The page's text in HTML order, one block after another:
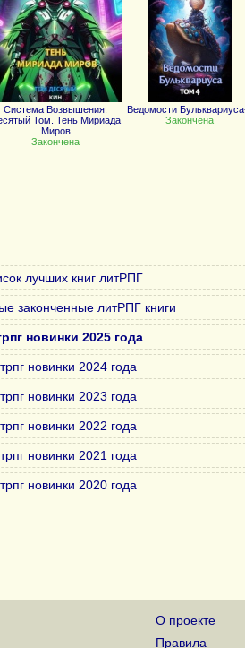
Система Возвышения.
Том. Тень Мириада
Миров
Закончена
Ведомости
Закончена
лучших книг литРПГ
законченные литРПГ книги
новинки 2025 года
новинки 2024 года
новинки 2023 года
новинки 2022 года
новинки 2021 года
новинки 2020 года
О проекте
Правила